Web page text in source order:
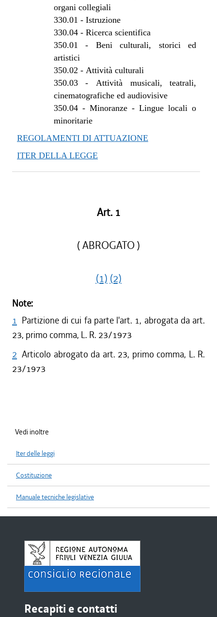
organi collegiali
330.01 - Istruzione
330.04- Ricerca scientifica
350.01 - Beni culturali, storici ed
artistici
350.02 - Attività culturali
350.03-Attività musicali, teatrali,
cinematografiche ed audiovisive
350.04- Minoranze - Lingue locali o
minoritarie
REGOLAMENTI DI ATTUAZIONE
ITER DELLA LEGGE
Art. 1
( ABROGATO )
(1) (2)
Note:
1 Partizione di cui fa parte l'art. 1, abrogata da art.
23, primo comma, L. R. 23/1973
2 Articolo abrogato da art. 23, primo comma, L. R.
23/1973
Vedi inoltre
Iter delle leggi
Costituzione
Manuale tecniche legislative
Recapiti e contatti